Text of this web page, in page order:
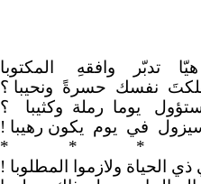
هيّا تدبّر وافقهِ
المكتوبا
نفسك حسرةً ونحيبا ؟
يوما رملة وكثيبا
؟
في يوم يكون رهيبا !
* *
*
الحياة ولازموا المطلوبا !